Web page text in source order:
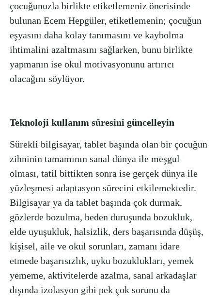
çocuğunuzla birlikte etiketlemeniz önerisinde
bulunan Ecem Hepgüler, etiketlemenin; çocuğun
eşyasını daha kolay tanımasını ve kaybolma
ihtimalini azaltmasını sağlarken, bunu birlikte
yapmanın ise okul motivasyonunu artırıcı
olacağını söylüyor.
Teknoloji kullanım süresini güncelleyin
Sürekli bilgisayar, tablet başında olan bir çocuğun
zihninin tamamının sanal dünya ile meşgul
olması, tatil bittikten sonra ise gerçek dünya ile
yüzleşmesi adaptasyon sürecini etkilemektedir.
Bilgisayar ya da tablet başında çok durmak,
gözlerde bozulma, beden duruşunda bozukluk,
elde uyuşukluk, halsizlik, ders başarısında düşüş,
kişisel, aile ve okul sorunları, zamanı idare
etmede başarısızlık, uyku bozuklukları, yemek
yememe, aktivitelerde azalma, sanal arkadaşlar
dışında izolasyon gibi pek çok sorunu da